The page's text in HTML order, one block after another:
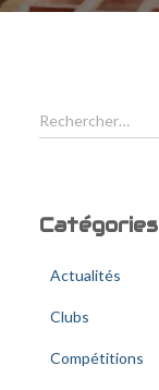
e
r
Rechercher…
Catégories
Actualités
Clubs
Compétitions